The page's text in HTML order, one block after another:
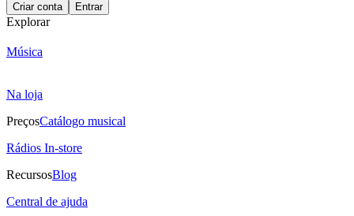
Criar conta Entrar
Explorar
Música
Na loja
PreçosCatálogo musical
Rádios In-store
RecursosBlog
Central de ajuda